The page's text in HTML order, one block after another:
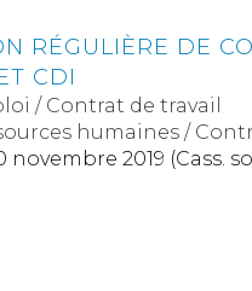
RÉGULIÈRE DE
CDI
/ Contrat de travail
humaines /
2019 (Cass.